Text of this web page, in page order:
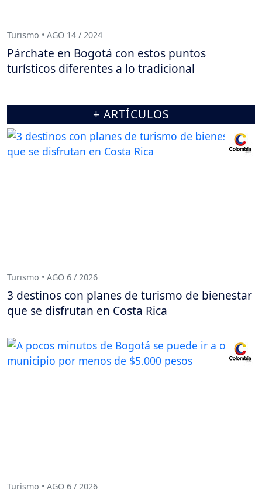
Turismo • AGO 14 / 2024
Párchate en Bogotá con estos puntos
turísticos diferentes a lo tradicional
+ ARTÍCULOS
Turismo • AGO 6 / 2026
3 destinos con planes de turismo de bienestar
que se disfrutan en Costa Rica
Turismo • AGO 6 / 2026